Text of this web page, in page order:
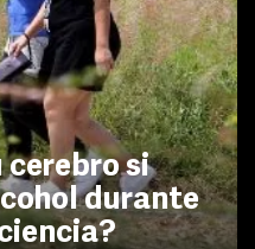
cerebro si
durante